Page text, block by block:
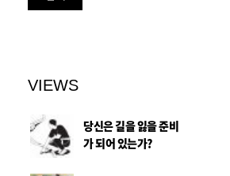
VIEWS
당신은 길을 잃을 준비
가 되어 있는가?